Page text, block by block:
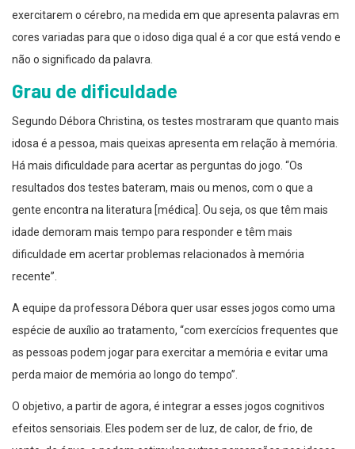
exercitarem o cérebro, na medida em que apresenta palavras em
cores variadas para que o idoso diga qual é a cor que está vendo e
não o significado da palavra.
Grau de dificuldade
Segundo Débora Christina, os testes mostraram que quanto mais
idosa é a pessoa, mais queixas apresenta em relação à memória.
Há mais dificuldade para acertar as perguntas do jogo. “Os
resultados dos testes bateram, mais ou menos, com o que a
gente encontra na literatura [médica]. Ou seja, os que têm mais
idade demoram mais tempo para responder e têm mais
dificuldade em acertar problemas relacionados à memória
recente”.
A equipe da professora Débora quer usar esses jogos como uma
espécie de auxílio ao tratamento, “com exercícios frequentes que
as pessoas podem jogar para exercitar a memória e evitar uma
perda maior de memória ao longo do tempo”.
O objetivo, a partir de agora, é integrar a esses jogos cognitivos
efeitos sensoriais. Eles podem ser de luz, de calor, de frio, de